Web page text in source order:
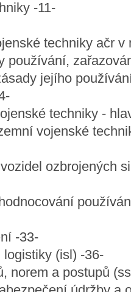
-11-
techniky ačr v
používání,
jejího
techniky -
vojenské
ozbrojených
-33-
(isl) -36-
norem a postupů